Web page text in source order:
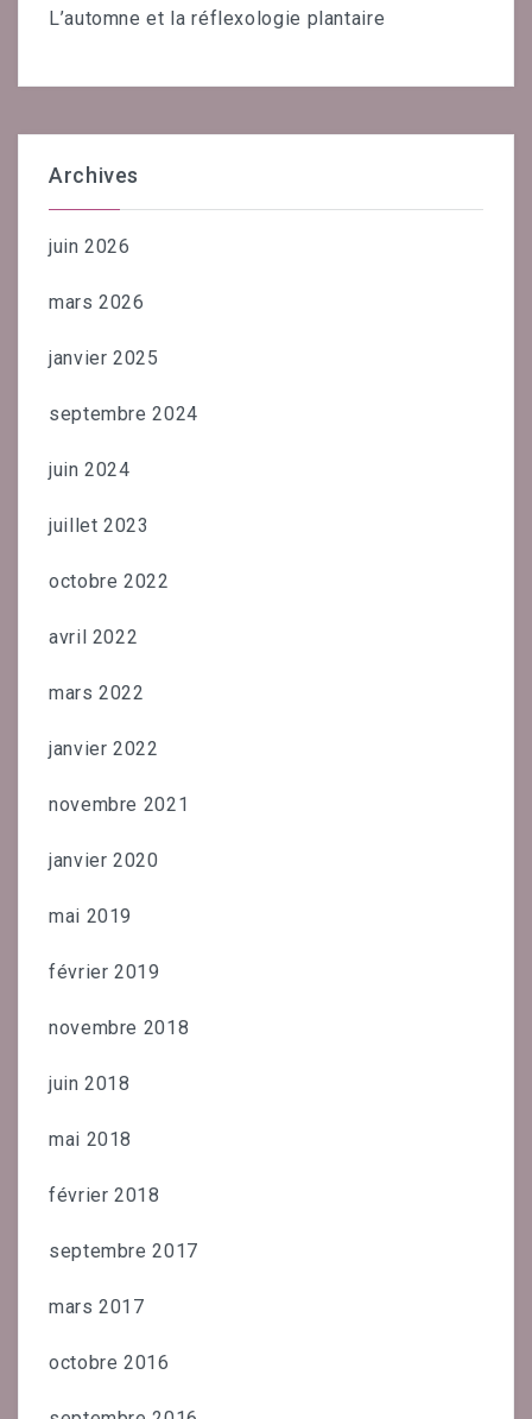
L’automne et la réflexologie plantaire
Archives
juin 2026
mars 2026
janvier 2025
septembre 2024
juin 2024
juillet 2023
octobre 2022
avril 2022
mars 2022
janvier 2022
novembre 2021
janvier 2020
mai 2019
février 2019
novembre 2018
juin 2018
mai 2018
février 2018
septembre 2017
mars 2017
octobre 2016